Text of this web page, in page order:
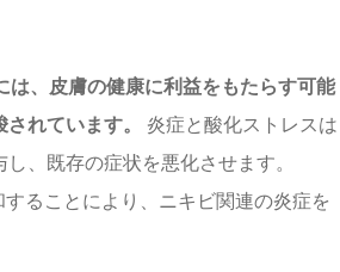
、皮膚の健康に利益をもたらす可能
れています。
炎症と酸化ストレスは
、既存の症状を悪化させます。
ることにより、ニキビ関連の炎症を